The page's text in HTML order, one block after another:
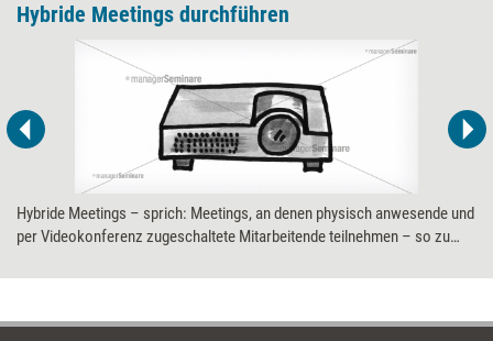
Hybride Meetings durchführen
Hybride Meetings – sprich: Meetings, an denen physisch anwesende und
per Videokonferenz zugeschaltete Mitarbeitende teilnehmen – so zu
leicht. Ein paar Tipps helfen dabei.